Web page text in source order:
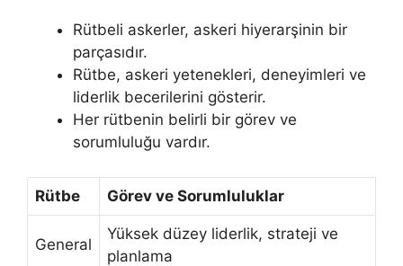
Rütbeli askerler, askeri hiyerarşinin bir
parçasıdır.
Rütbe, askeri yetenekleri, deneyimleri ve
liderlik becerilerini gösterir.
Her rütbenin belirli bir görev ve
sorumluluğu vardır.
Rütbe Görev ve Sorumluluklar
General
Yüksek düzey liderlik, strateji ve
planlama